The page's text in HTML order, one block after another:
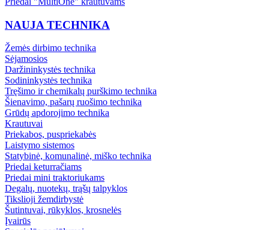
NAUJA TECHNIKA
Žemės dirbimo technika
Sėjamosios
Daržininkystės technika
Sodininkystės technika
Tręšimo ir chemikalų purškimo technika
Šienavimo, pašarų ruošimo technika
Grūdų apdorojimo technika
Krautuvai
Priekabos, puspriekabės
Laistymo sistemos
Statybinė, komunalinė, miško technika
Priedai keturračiams
Priedai mini traktoriukams
Degalų, nuotekų, trąšų talpyklos
Tikslioji žemdirbystė
Šutintuvai, rūkyklos, krosnelės
Įvairūs